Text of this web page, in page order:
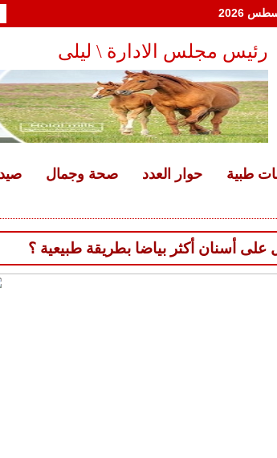
السبت 25 صفر 1448 هـ - 8 أغسطس 2026
رئيس مجلس الادارة \ ليلى
درويش
طبية حوار العدد صحة وجمال
أسنان أكثر بياضا بطريقة طبيعية ؟